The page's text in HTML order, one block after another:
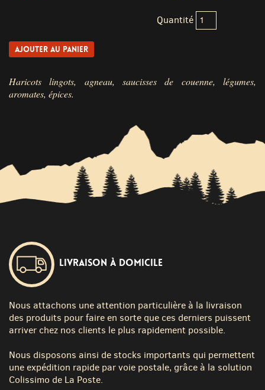
Quantité
Haricots lingots, agneau, saucisses de couenne, légumes,
aromates, épices.
Livraison à domicile
Nous attachons une attention particulière à la livraison
des produits pour faire en sorte que ces derniers puissent
arriver chez nos clients le plus rapidement possible.
Nous disposons ainsi de stocks importants qui permettent
une expédition rapide par voie postale, grâce à la solution
Colissimo de La Poste.